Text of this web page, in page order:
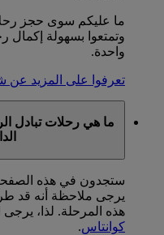
وتمتعوا بسهولة إكمال
واحدة.
تعرفوا على المزيد عن
ما هي رحلات تبادل
ستجدون في هذه
يرجى ملاحظة أنه قد
هذه المرحلة. لذا،
كوانتاس.